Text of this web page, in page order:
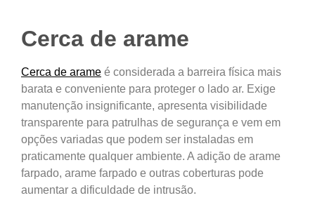
Cerca de arame
Cerca de arame é considerada a barreira física mais
barata e conveniente para proteger o lado ar. Exige
manutenção insignificante, apresenta visibilidade
transparente para patrulhas de segurança e vem em
opções variadas que podem ser instaladas em
praticamente qualquer ambiente. A adição de arame
farpado, arame farpado e outras coberturas pode
aumentar a dificuldade de intrusão.